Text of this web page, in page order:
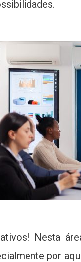
Nesta
por